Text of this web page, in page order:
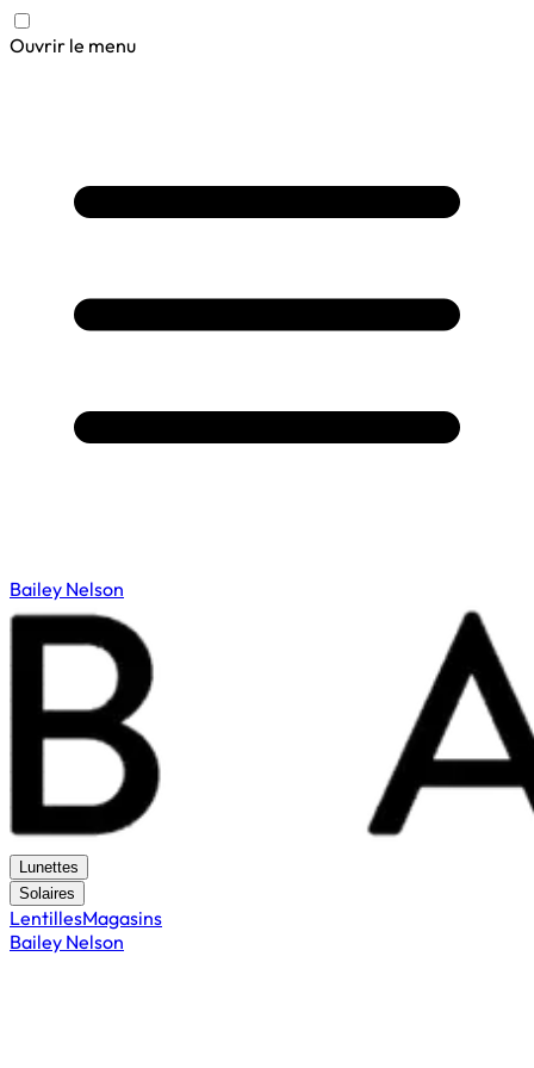
Ouvrir le menu
Bailey Nelson
Lunettes
Solaires
LentillesMagasins
Bailey Nelson